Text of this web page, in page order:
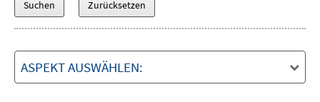
ASPEKT AUSWÄHLEN: